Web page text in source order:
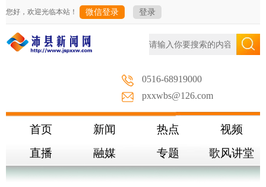
您好，欢迎光临本站！ 微信登录 登录
0516-68919000
pxxwbs@126.com
首页 新闻 热点
视频
直播
融媒 专题 歌风讲堂